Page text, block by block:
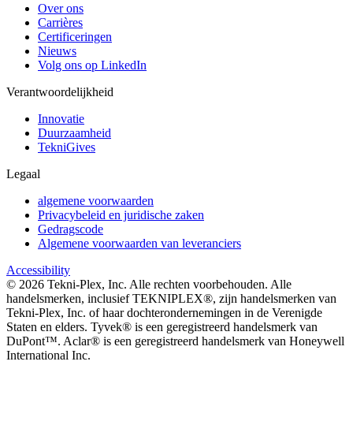
Over ons
Carrières
Certificeringen
Nieuws
Volg ons op LinkedIn
Verantwoordelijkheid
Innovatie
Duurzaamheid
TekniGives
Legaal
algemene voorwaarden
Privacybeleid en juridische zaken
Gedragscode
Algemene voorwaarden van leveranciers
Accessibility
© 2026 Tekni-Plex, Inc. Alle rechten voorbehouden. Alle
handelsmerken, inclusief TEKNIPLEX®, zijn handelsmerken van
Tekni-Plex, Inc. of haar dochterondernemingen in de Verenigde
Staten en elders. Tyvek® is een geregistreerd handelsmerk van
DuPont™. Aclar® is een geregistreerd handelsmerk van Honeywell
International Inc.